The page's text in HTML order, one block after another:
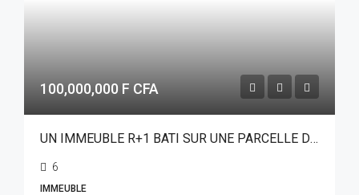
100,000,000 F CFA
UN IMMEUBLE R+1 BATI SUR UNE PARCELLE DE 459 M² EN VENTE A LOUMBILA SUR PERFECTOR IMMOBILIER
6
IMMEUBLE